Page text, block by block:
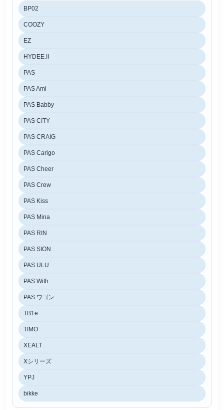
BP02
COOZY
EZ
HYDEE.II
PAS
PAS Ami
PAS Babby
PAS CITY
PAS CRAIG
PAS Carigo
PAS Cheer
PAS Crew
PAS Kiss
PAS Mina
PAS RIN
PAS SION
PAS ULU
PAS With
PAS ワゴン
TB1e
TIMO
XEALT
Xシリーズ
YPJ
bikke